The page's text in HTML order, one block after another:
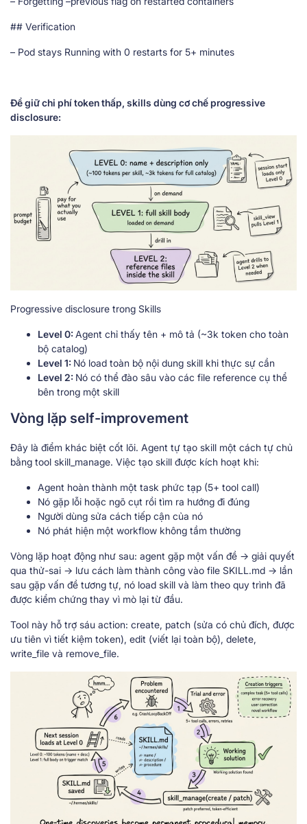
## Verification
– Pod stays Running with 0 restarts for 5+ minutes
Để giữ chi phí token thấp, skills dùng cơ chế progressive
disclosure:
Progressive disclosure trong Skills
Level 0: Agent chỉ thấy tên + mô tả (~3k token cho toàn
bộ catalog)
Level 1: Nó load toàn bộ nội dung skill khi thực sự cần
Level 2: Nó có thể đào sâu vào các file reference cụ thể
bên trong một skill
Vòng lặp self-improvement
Đây là điểm khác biệt cốt lõi. Agent tự tạo skill một cách tự chủ
bằng tool skill_manage. Việc tạo skill được kích hoạt khi:
Agent hoàn thành một task phức tạp (5+ tool call)
Nó gặp lỗi hoặc ngõ cụt rồi tìm ra hướng đi đúng
Người dùng sửa cách tiếp cận của nó
Nó phát hiện một workflow không tầm thường
Vòng lặp hoạt động như sau: agent gặp một vấn đề → giải quyết
qua thử-sai → lưu cách làm thành công vào file SKILL.md → lần
sau gặp vấn đề tương tự, nó load skill và làm theo quy trình đã
được kiểm chứng thay vì mò lại từ đầu.
Tool này hỗ trợ sáu action: create, patch (sửa có chủ đích, được
ưu tiên vì tiết kiệm token), edit (viết lại toàn bộ), delete,
write_file và remove_file.